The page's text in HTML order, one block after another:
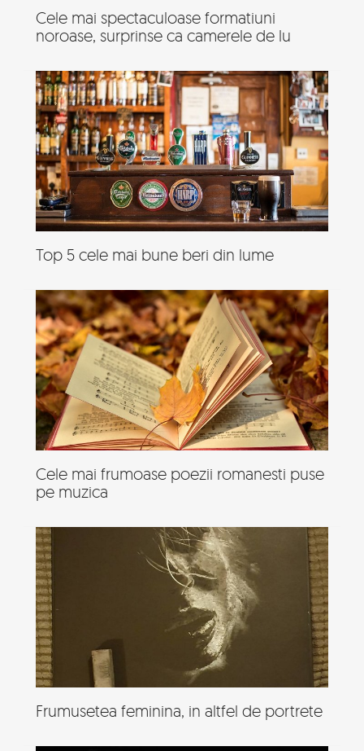
Cele mai spectaculoase formatiuni
noroase, surprinse ca camerele de lu
Top 5 cele mai bune beri din lume
Cele mai frumoase poezii romanesti puse
pe muzica
Frumusetea feminina, in altfel de portrete